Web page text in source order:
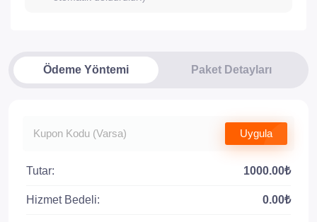
Ödeme Yöntemi Paket Detayları
Uygula
Tutar: 1000.00₺
Hizmet Bedeli: 0.00₺